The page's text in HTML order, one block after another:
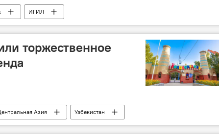
ИГИЛ
торжественное
Азия Узбекистан